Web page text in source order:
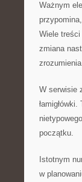
Ważnym
Wiele treści
zmiana
W serwisie
początku.
Istotnym
w